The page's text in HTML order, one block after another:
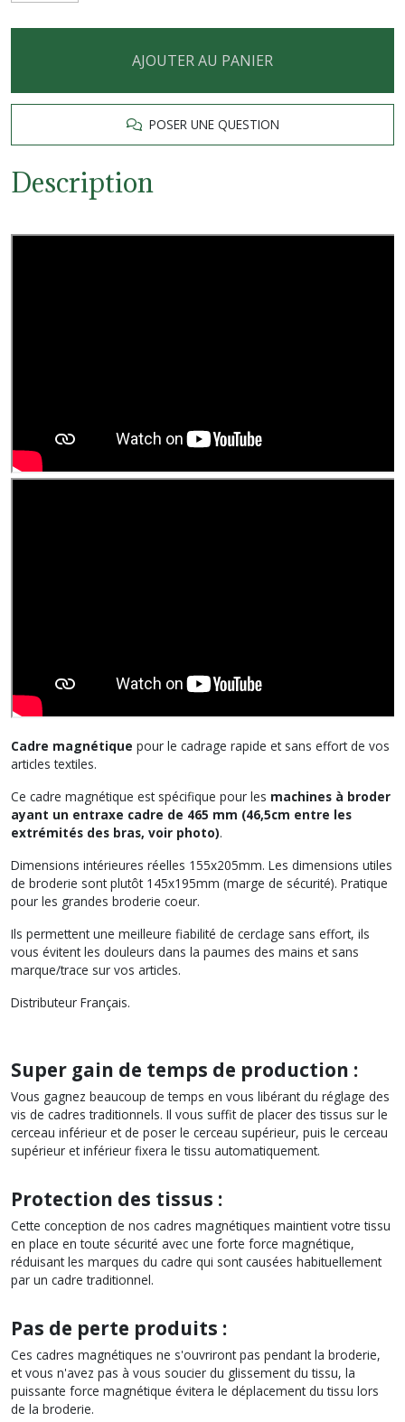
AJOUTER AU PANIER
POSER UNE QUESTION
Description
Cadre magnétique pour le cadrage rapide et sans effort de vos
articles textiles.
Ce cadre magnétique est spécifique pour les machines à broder
ayant un entraxe cadre de 465 mm (46,5cm entre les
extrémités des bras, voir photo).
Dimensions intérieures réelles 155x205mm. Les dimensions utiles
de broderie sont plutôt 145x195mm (marge de sécurité). Pratique
pour les grandes broderie coeur.
Ils permettent une meilleure fiabilité de cerclage sans effort, ils
vous évitent les douleurs dans la paumes des mains et sans
marque/trace sur vos articles.
Distributeur Français.
Super gain de temps de production :
Vous gagnez beaucoup de temps en vous libérant du réglage des
vis de cadres traditionnels. Il vous suffit de placer des tissus sur le
cerceau inférieur et de poser le cerceau supérieur, puis le cerceau
supérieur et inférieur fixera le tissu automatiquement.
Protection des tissus :
Cette conception de nos cadres magnétiques maintient votre tissu
en place en toute sécurité avec une forte force magnétique,
réduisant les marques du cadre qui sont causées habituellement
par un cadre traditionnel.
Pas de perte produits :
Ces cadres magnétiques ne s'ouvriront pas pendant la broderie,
et vous n'avez pas à vous soucier du glissement du tissu, la
puissante force magnétique évitera le déplacement du tissu lors
de la broderie.